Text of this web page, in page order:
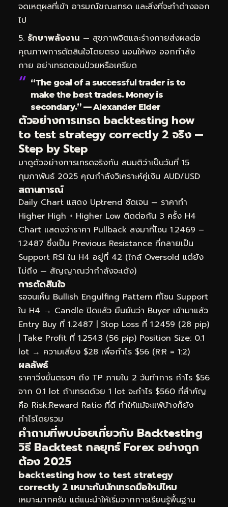
จดเหตุผลที่เข้า อารมณ์ขณะเทรด และสิ่งที่จะทำต่างออก
ไป
รักษาพลังงาน — สุขภาพจิตและร่างกายส่งผลต่อ
คุณภาพการตัดสินใจโดยตรง นอนให้พอ ออกกำลัง
กาย อย่าเทรดตอนป่วยหรือเครียด
“The goal of a successful trader is to
make the best trades. Money is
secondary.” — Alexander Elder
ตัวอย่างการเทรด backtesting how
to test strategy correctly 2 จริง —
Step by Step
มาดูตัวอย่างการเทรดจริงกัน สมมติว่าเป็นวันที่ 15
กุมภาพันธ์ 2025 คุณกำลังวิเคราะห์คู่เงิน AUD/USD
สถานการณ์
Daily Chart แสดง Uptrend ชัดเจน — ราคาทำ
Higher High + Higher Low ติดต่อกัน 3 ครั้ง H4
Chart แสดงว่าราคา Pullback ลงมาที่โซน 1.2469 –
1.2487 ซึ่งเป็น Previous Resistance ที่กลายเป็น
Support RSI ใน H4 อยู่ที่ 42 (ใกล้ Oversold แต่ยัง
ไม่ถึง — สัญญาณว่ากำลังจะเด้ง)
การตัดสินใจ
รอจนเห็น Bullish Engulfing Pattern ที่โซน Support
ใน H4 → Candle ปิดแล้ว ยืนยันว่า Buyer เข้ามาแล้ว
Entry Buy ที่ 1.2487 | Stop Loss ที่ 1.2459 (28 pip)
| Take Profit ที่ 1.2543 (56 pip) Position Size: 0.1
lot → ความเสี่ยง $28 เพื่อกำไร $56 (R:R = 1:2)
ผลลัพธ์
ราคาวิ่งขึ้นตรงๆ ถึง TP ภายใน 2 วันทำการ กำไร $56
จาก 0.1 lot ถ้าเทรดด้วย 1 lot จะกำไร $560 ที่สำคัญ
คือ Risk:Reward Ratio ที่ดี ทำให้แม้จะแพ้บ้างก็ยัง
กำไรโดยรวม
คำถามที่พบบ่อยเกี่ยวกับ Backtesting
วิธี Backtest กลยุทธ์ Forex อย่างถูก
ต้อง 2025
backtesting how to test strategy
correctly 2 เหมาะกับนักเทรดมือใหม่ไหม
เหมาะมากครับ แต่แนะนำให้เริ่มจากการเรียนรู้พื้นฐาน